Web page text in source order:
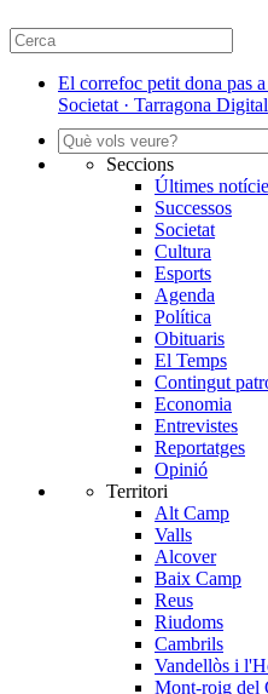
El correfoc petit dona pas
Societat · Tarragona Digital
Seccions
Últimes
Successos
Societat
Cultura
Esports
Agenda
Política
Obituaris
El Temps
Contingut
Economia
Entrevistes
Reportatges
Opinió
Territori
Alt Camp
Valls
Alcover
Baix Camp
Reus
Riudoms
Cambrils
Vandellòs i
Mont-roig del